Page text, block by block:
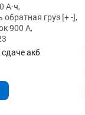
А·ч,
обратная груз [+ -],
900 А,
сдаче акб